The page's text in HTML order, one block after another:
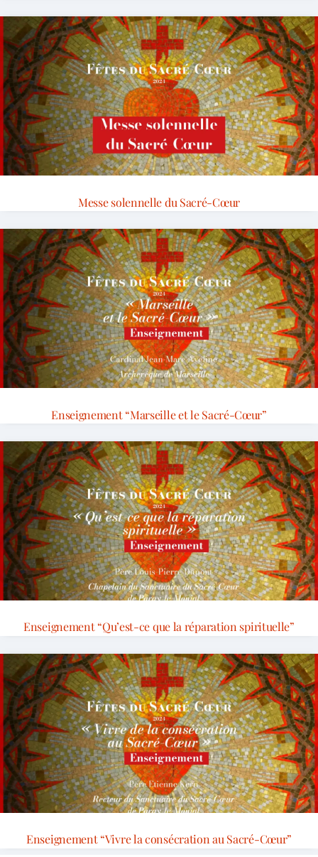
Messe solennelle du Sacré-Cœur
Enseignement “Marseille et le Sacré-Cœur”
Enseignement “Qu’est-ce que la réparation spirituelle”
Enseignement “Vivre la consécration au Sacré-Cœur”